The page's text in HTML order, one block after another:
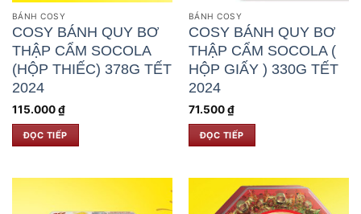
BÁNH COSY
COSY BÁNH QUY BƠ
THẬP CẨM SOCOLA
(HỘP THIẾC) 378G TẾT
2024
115.000₫
ĐỌC TIẾP
BÁNH COSY
COSY BÁNH QUY BƠ
THẬP CẨM SOCOLA (
HỘP GIẤY ) 330G TẾT
2024
71.500₫
ĐỌC TIẾP